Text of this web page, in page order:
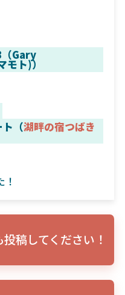
（Gary
ト)）
ト（湖畔の宿つばき
稿してください！